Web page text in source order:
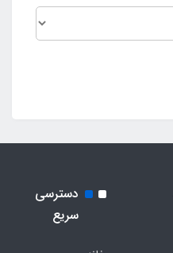
دسترسی
سریع